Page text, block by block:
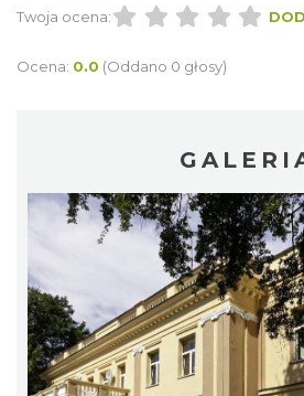
Twoja ocena:
Ocena: 0.0 (Oddano 0 głosy)